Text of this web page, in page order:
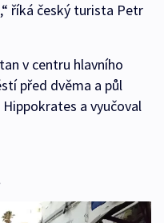
říká český turista Petr
v centru hlavního
před dvěma a půl
a vyučoval